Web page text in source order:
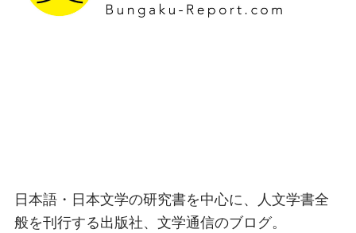
日本語・日本文学の研究書を中心に、人文学書全
般を刊行する出版社、文学通信のブログ。